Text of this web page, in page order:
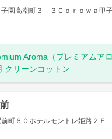
園高潮町３－３Ｃｏｒｏｗａ甲
Aroma（プレミアムア
クリーンコットン
町６０ホテルモントレ姫路２Ｆ